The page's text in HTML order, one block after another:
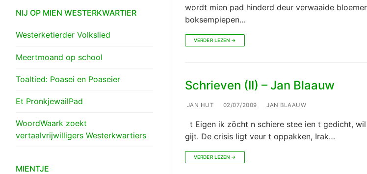
wordt mien pad hinderd deur verwaaide
boksempiepen…
VERDER LEZEN →
Schrieven (II) – Jan Blaauw
JAN HUT 02/07/2009 JAN BLAAUW
t Eigen ik zöcht n schiere stee ien t gedicht,
gijt. De crisis ligt veur t oppakken, Irak…
VERDER LEZEN →
NIJ OP MIEN WESTERKWARTIER
Westerketierder Volkslied
Meertmoand op school
Toaltied: Poasei en Poaseier
Et PronkjewailPad
WoordWaark zoekt
vertaalvrijwilligers Westerkwartiers
MIENTJE